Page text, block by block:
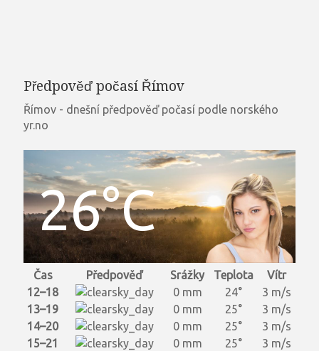
Předpověď počasí Římov
Římov - dnešní předpověď počasí podle norského
yr.no
26°C
Čas Předpověď Srážky Teplota
Vítr
12–18
0 mm 24°
3 m/s
13–19
0 mm 25°
3 m/s
14–20
0 mm 25°
3 m/s
15–21
0 mm 25°
3 m/s